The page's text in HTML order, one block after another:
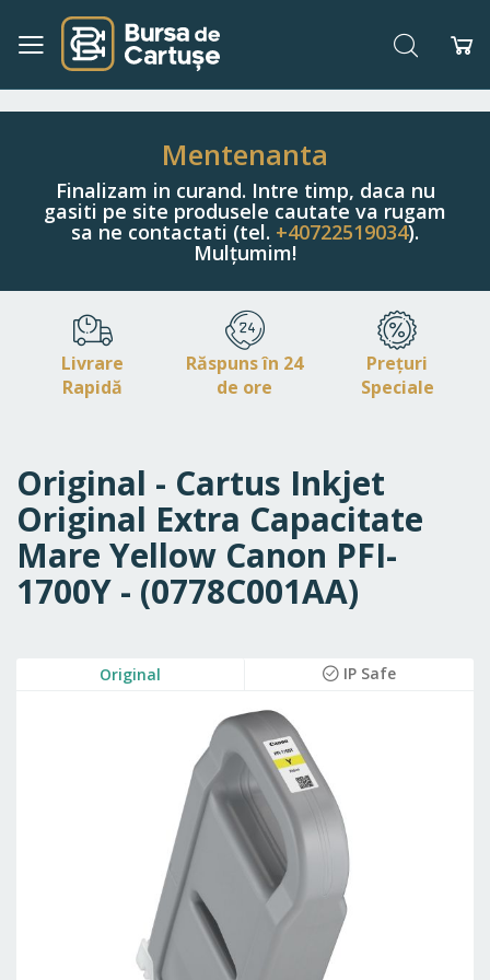
Navigați
Conținut
Căutare
Mentenanta
Finalizam in curand. Intre timp, daca nu
gasiti pe site produsele cautate va rugam
sa ne contactati (tel. +40722519034).
Mulțumim!
Livrare
Rapidă
Răspuns în 24
de ore
Prețuri
Speciale
Original - Cartus Inkjet
Original Extra Capacitate
Mare Yellow Canon PFI-
1700Y - (0778C001AA)
Original IP Safe